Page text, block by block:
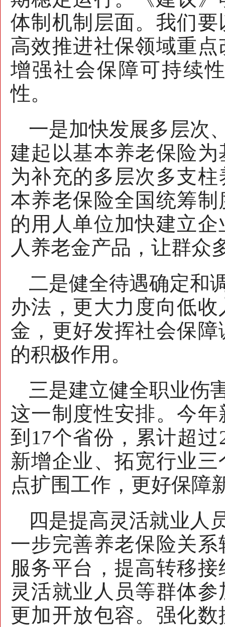
体制机制层面。我们
高效推进社保领域重
增强社会保障可持续
性。
一是加快发展多层次
建起以基本养老保险
为补充的多层次多支
本养老保险全国统筹
的用人单位加快建立
人养老金产品，让群众
二是健全待遇确定和
办法，更大力度向低
金，更好发挥社会保
的积极作用。
三是建立健全职业伤
这一制度性安排。今
到17个省份，累计超
新增企业、拓宽行业
点扩围工作，更好保障
四是提高灵活就业人
一步完善养老保险关
服务平台，提高转移
灵活就业人员等群体
更加开放包容。强化